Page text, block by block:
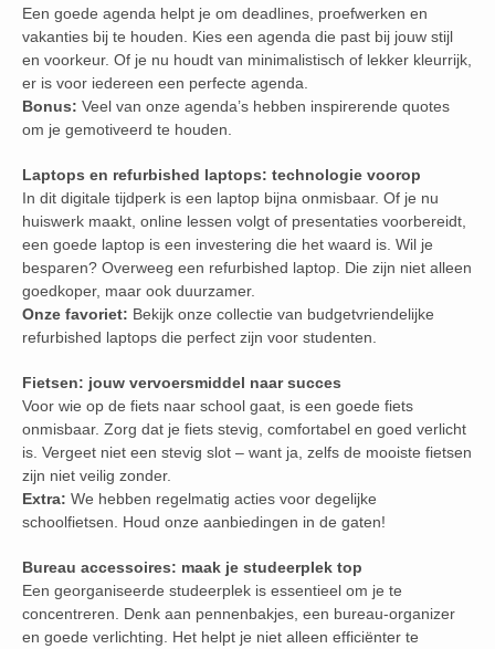
Een goede agenda helpt je om deadlines, proefwerken en
vakanties bij te houden. Kies een agenda die past bij jouw stijl
en voorkeur. Of je nu houdt van minimalistisch of lekker kleurrijk,
er is voor iedereen een perfecte agenda.
Bonus: Veel van onze agenda’s hebben inspirerende quotes
om je gemotiveerd te houden.
Laptops en refurbished laptops: technologie voorop
In dit digitale tijdperk is een laptop bijna onmisbaar. Of je nu
huiswerk maakt, online lessen volgt of presentaties voorbereidt,
een goede laptop is een investering die het waard is. Wil je
besparen? Overweeg een refurbished laptop. Die zijn niet alleen
goedkoper, maar ook duurzamer.
Onze favoriet: Bekijk onze collectie van budgetvriendelijke
refurbished laptops die perfect zijn voor studenten.
Fietsen: jouw vervoersmiddel naar succes
Voor wie op de fiets naar school gaat, is een goede fiets
onmisbaar. Zorg dat je fiets stevig, comfortabel en goed verlicht
is. Vergeet niet een stevig slot – want ja, zelfs de mooiste fietsen
zijn niet veilig zonder.
Extra: We hebben regelmatig acties voor degelijke
schoolfietsen. Houd onze aanbiedingen in de gaten!
Bureau accessoires: maak je studeerplek top
Een georganiseerde studeerplek is essentieel om je te
concentreren. Denk aan pennenbakjes, een bureau-organizer
en goede verlichting. Het helpt je niet alleen efficiënter te